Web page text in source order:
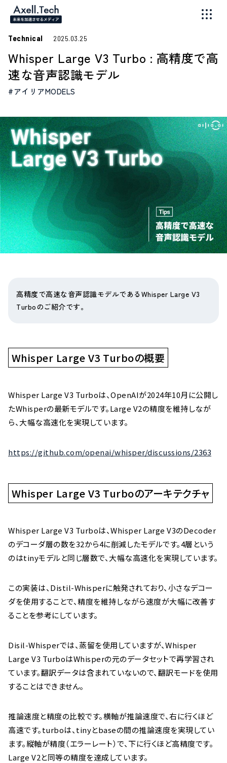
Technical 2025.03.25
Whisper Large V3 Turbo : 高精度で高
速な音声認識モデル
#アイリアMODELS
高精度で高速な音声認識モデルであるWhisper Large V3
Turboのご紹介です。
Whisper Large V3 Turboの概要
Whisper Large V3 Turboは、OpenAIが2024年10月に公開し
たWhisperの最新モデルです。Large V2の精度を維持しなが
ら、大幅な高速化を実現しています。
https://github.com/openai/whisper/discussions/2363
Whisper Large V3 Turboのアーキテクチャ
Whisper Large V3 Turboは、Whisper Large V3のDecoder
のデコーダ層の数を32から4に削減したモデルです。4層という
のはtinyモデルと同じ層数で、大幅な高速化を実現しています。
この実装は、Distil-Whisperに触発されており、小さなデコー
ダを使用することで、精度を維持しながら速度が大幅に改善す
ることを参考にしています。
Disil-Whisperでは、蒸留を使用していますが、Whisper
Large V3 TurboはWhisperの元のデータセットで再学習され
ています。翻訳データは含まれていないので、翻訳モードを使用
することはできません。
推論速度と精度の比較です。横軸が推論速度で、右に行くほど
高速です。turboは、tinyとbaseの間の推論速度を実現してい
ます。縦軸が精度（エラーレート）で、下に行くほど高精度です。
Large V2と同等の精度を達成しています。